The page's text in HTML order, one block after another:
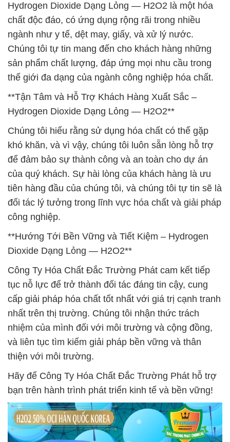
Hydrogen Dioxide Dạng Lỏng — H2O2 là một hóa
chất độc đáo, có ứng dụng rộng rãi trong nhiều
ngành như y tế, dệt may, giấy, và xử lý nước.
Chúng tôi tự tin mang đến cho khách hàng những
sản phẩm chất lượng, đáp ứng mọi nhu cầu trong
thế giới đa dạng của ngành công nghiệp hóa chất.
**Tận Tâm và Hỗ Trợ Khách Hàng Xuất Sắc –
Hydrogen Dioxide Dạng Lỏng — H2O2**
Chúng tôi hiểu rằng sử dụng hóa chất có thể gặp
khó khăn, và vì vậy, chúng tôi luôn sẵn lòng hỗ trợ
để đảm bảo sự thành công và an toàn cho dự án
của quý khách. Sự hài lòng của khách hàng là ưu
tiên hàng đầu của chúng tôi, và chúng tôi tự tin sẽ là
đối tác lý tưởng trong lĩnh vực hóa chất và giải pháp
công nghiệp.
**Hướng Tới Bền Vững và Tiết Kiệm – Hydrogen
Dioxide Dạng Lỏng — H2O2**
Công Ty Hóa Chất Đắc Trường Phát cam kết tiếp
tục nỗ lực để trở thành đối tác đáng tin cậy, cung
cấp giải pháp hóa chất tốt nhất với giá trị cạnh tranh
nhất trên thị trường. Chúng tôi nhận thức trách
nhiệm của mình đối với môi trường và cộng đồng,
và liên tục tìm kiếm giải pháp bền vững và thân
thiện với môi trường.
Hãy để Công Ty Hóa Chất Đắc Trường Phát hỗ trợ
bạn trên hành trình phát triển kinh tế và bền vững!